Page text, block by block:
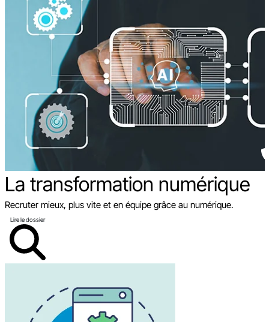
La transformation numérique
Recruter mieux, plus vite et en équipe grâce au numérique.
Lire le dossier